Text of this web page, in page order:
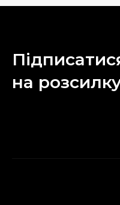
на